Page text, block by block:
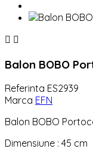
 
Balon BOBO
Referinta ES2939
Marca EFN
Balon BOBO
Dimensiune : 45 cm